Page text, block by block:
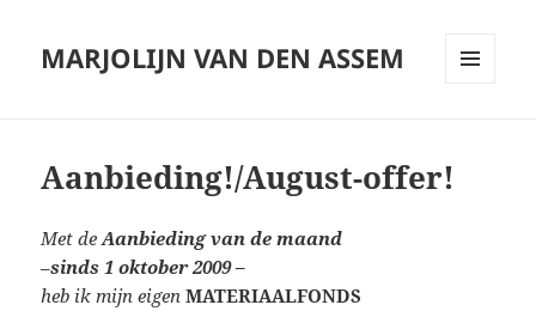
MARJOLIJN VAN DEN ASSEM
Aanbieding!/August-offer!
Met de Aanbieding van de maand
–sinds 1 oktober 2009–
heb ik mijn eigen MATERIAALFONDS